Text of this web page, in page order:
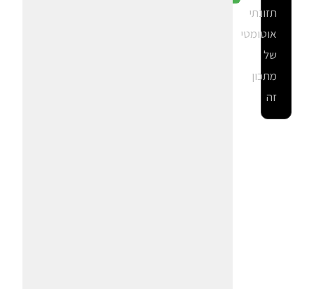
תזונתי
אוטומטי
של
מתכון
זה